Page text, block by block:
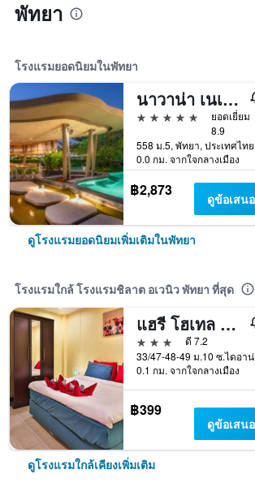
พัทยา
โรงแรมยอดนิยมในพัทยา
นาวาน่า เนเจอร์ เอสเคป
5 ดาว
ยอดเยี่ยม
8.9
558 ม.5, พัทยา, ประเทศไทย
0.0 กม. จากใจกลางเมือง
฿2,873 ดูข้อเสนอ
ดูโรงแรมยอดนิยมเพิ่มเติมในพัทยา
โรงแรมใกล้ โรงแรมชิลาต อเวนิว พัทยา ที่สุด
แฮรี โฮเทล บาร์ แอนด์ เรสเทอรองต์
3 ดาว
ดี 7.2
0.1 กม. จากใจกลางเมือง
฿399
ดูข้อเสนอ
ดูโรงแรมใกล้เคียงเพิ่มเติม